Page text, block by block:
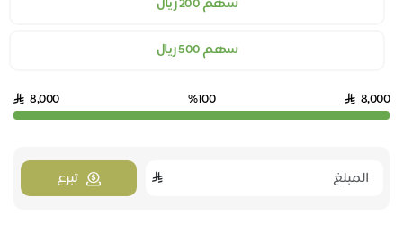
سهم 500 ريال
8,000
%100
8,000
تبرع